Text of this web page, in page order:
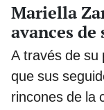
Mariella
avances
A través de su
que sus
rincones de la